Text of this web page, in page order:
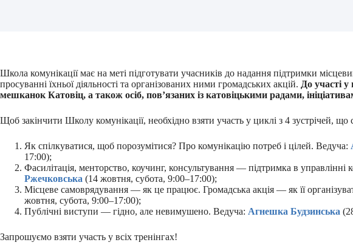
Школа комунікації має на меті підготувати учасників до надання підтримки
просуванні їхньої діяльності та організованих ними громадських акцій. До участі
мешканок Катовіц, а також осіб, пов’язаних із катовіцькими радами,
Щоб закінчити Школу комунікації, необхідно взяти участь у циклі з 4 зустрічей, що
Як спілкуватися, щоб порозумітися? Про комунікацію потреб і цілей. Ведуча:
17:00);
Фасилітація, менторство, коучинг, консультування — підтримка в
Ржечковська (14 жовтня, субота, 9:00–17:00);
Місцеве самоврядування — як це працює. Громадська акція — як її
жовтня, субота, 9:00–17:00);
Публічні виступи — гідно, але невимушено. Ведуча: Агнешка Будзинська
Запрошуємо взяти участь у всіх тренінгах!